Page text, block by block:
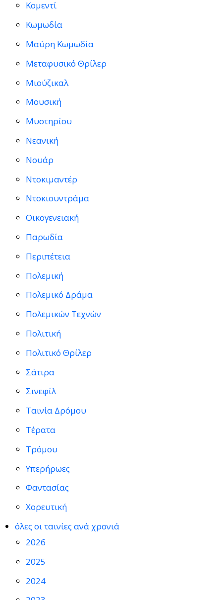
Κομεντί
Κωμωδία
Μαύρη Κωμωδία
Μεταφυσικό Θρίλερ
Μιούζικαλ
Μουσική
Μυστηρίου
Νεανική
Νουάρ
Ντοκιμαντέρ
Ντοκιουντράμα
Οικογενειακή
Παρωδία
Περιπέτεια
Πολεμική
Πολεμικό Δράμα
Πολεμικών Τεχνών
Πολιτική
Πολιτικό Θρίλερ
Σάτιρα
Σινεφίλ
Ταινία Δρόμου
Τέρατα
Τρόμου
Υπερήρωες
Φαντασίας
Χορευτική
όλες οι ταινίες ανά χρονιά
2026
2025
2024